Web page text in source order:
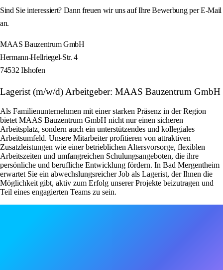
Sind Sie interessiert? Dann freuen wir uns auf Ihre Bewerbung per E-Mail
an.
MAAS Bauzentrum GmbH
Hermann-Hellriegel-Str. 4
74532 Ilshofen
Lagerist (m/w/d) Arbeitgeber: MAAS Bauzentrum GmbH
Als Familienunternehmen mit einer starken Präsenz in der Region
bietet MAAS Bauzentrum GmbH nicht nur einen sicheren
Arbeitsplatz, sondern auch ein unterstützendes und kollegiales
Arbeitsumfeld. Unsere Mitarbeiter profitieren von attraktiven
Zusatzleistungen wie einer betrieblichen Altersvorsorge, flexiblen
Arbeitszeiten und umfangreichen Schulungsangeboten, die ihre
persönliche und berufliche Entwicklung fördern. In Bad Mergentheim
erwartet Sie ein abwechslungsreicher Job als Lagerist, der Ihnen die
Möglichkeit gibt, aktiv zum Erfolg unserer Projekte beizutragen und
Teil eines engagierten Teams zu sein.